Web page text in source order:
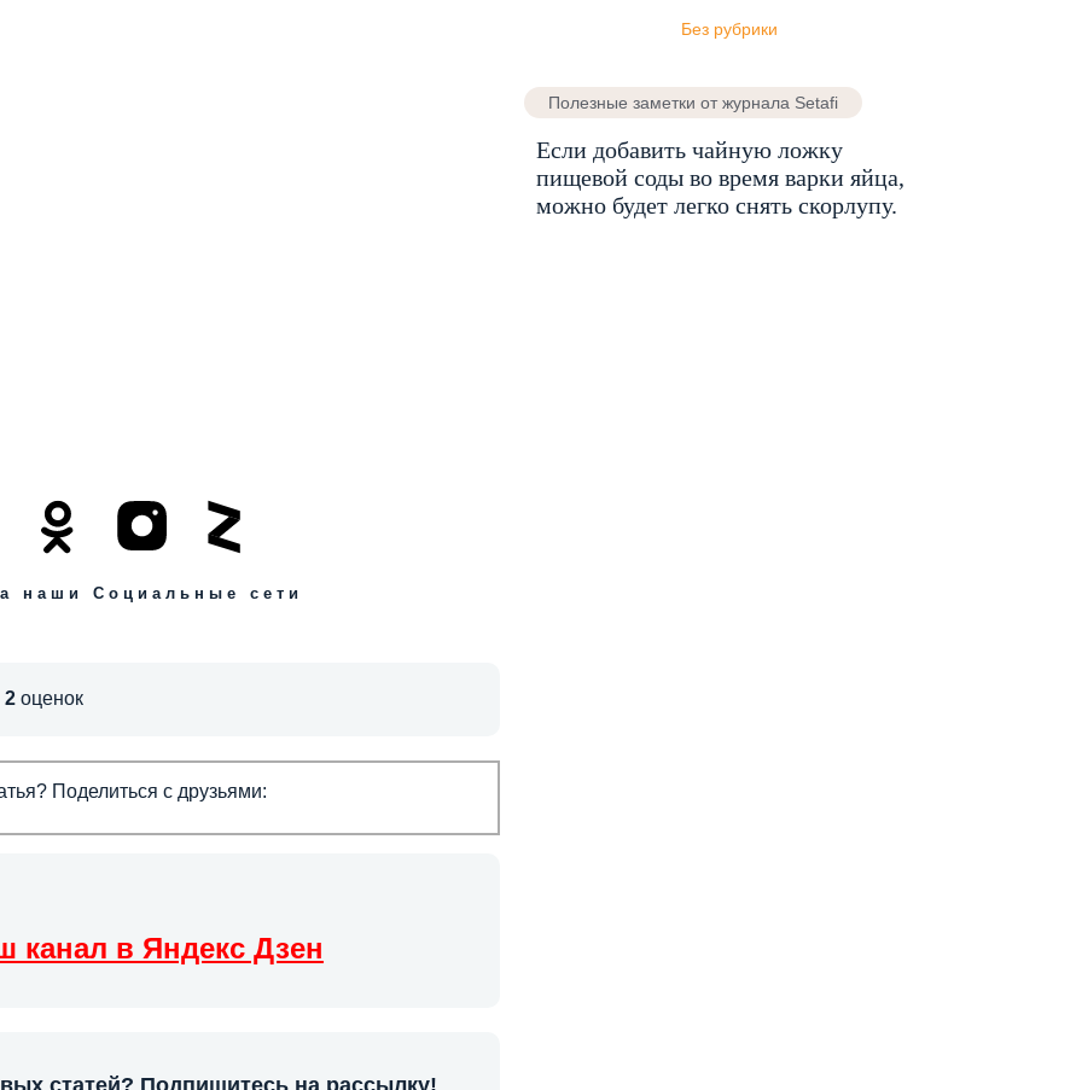
наши Социальные сети
2 оценок
Поделиться с друзьями:
канал в Яндекс Дзен
статей? Подпишитесь на рассылку!
Без рубрики
Полезные заметки от журнала Setafi